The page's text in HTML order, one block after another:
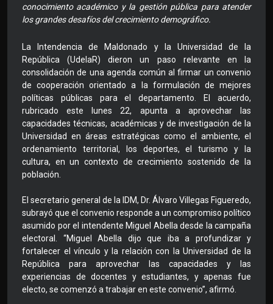
conocimiento académico y la gestión pública para atender
los grandes desafíos del crecimiento demográfico.
La Intendencia de Maldonado y la Universidad de la
República (UdelaR) dieron un paso relevante en la
consolidación de una agenda común al firmar un convenio
de cooperación orientado a la formulación de mejores
políticas públicas para el departamento. El acuerdo,
rubricado este lunes 22, apunta a aprovechar las
capacidades técnicas, académicas y de investigación de la
Universidad en áreas estratégicas como el ambiente, el
ordenamiento territorial, los deportes, el turismo y la
cultura, en un contexto de crecimiento sostenido de la
población.
El secretario general de la IDM, Dr. Álvaro Villegas Figueredo,
subrayó que el convenio responde a un compromiso político
asumido por el intendente Miguel Abella desde la campaña
electoral. “Miguel Abella dijo que iba a profundizar y
fortalecer el vínculo y la relación con la Universidad de la
República para aprovechar las capacidades y las
experiencias de docentes y estudiantes, y apenas fue
electo, se comenzó a trabajar en este convenio”, afirmó.